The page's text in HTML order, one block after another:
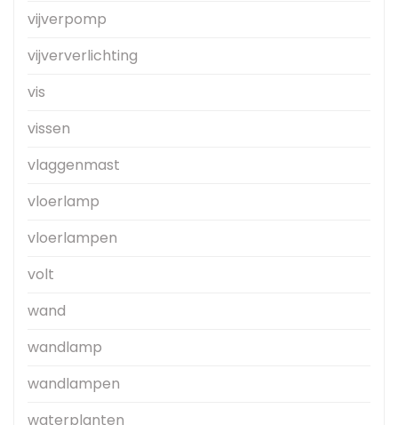
vijverpomp
vijververlichting
vis
vissen
vlaggenmast
vloerlamp
vloerlampen
volt
wand
wandlamp
wandlampen
waterplanten